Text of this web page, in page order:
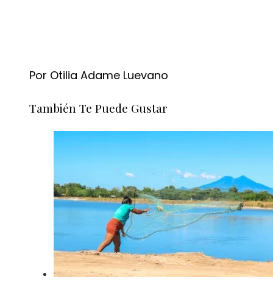
Por Otilia Adame Luevano
También Te Puede Gustar